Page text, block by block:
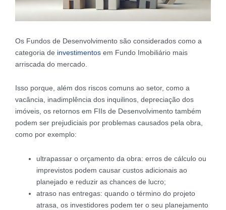
Os Fundos de Desenvolvimento são considerados como a
categoria de investimentos em Fundo Imobiliário mais
arriscada do mercado.
Isso porque, além dos riscos comuns ao setor, como a
vacância, inadimplência dos inquilinos, depreciação dos
imóveis, os retornos em FIIs de Desenvolvimento também
podem ser prejudiciais por problemas causados pela obra,
como por exemplo:
ultrapassar o orçamento da obra: erros de cálculo ou
imprevistos podem causar custos adicionais ao
planejado e reduzir as chances de lucro;
atraso nas entregas: quando o término do projeto
atrasa, os investidores podem ter o seu planejamento